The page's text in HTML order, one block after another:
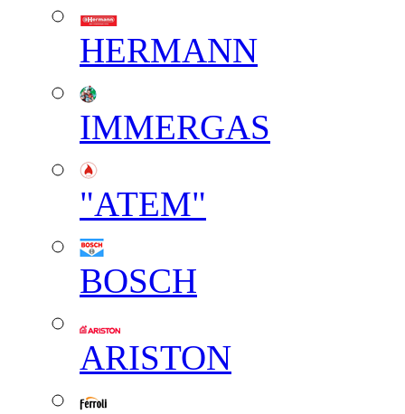
HERMANN
IMMERGAS
"АТЕМ"
BOSCH
ARISTON